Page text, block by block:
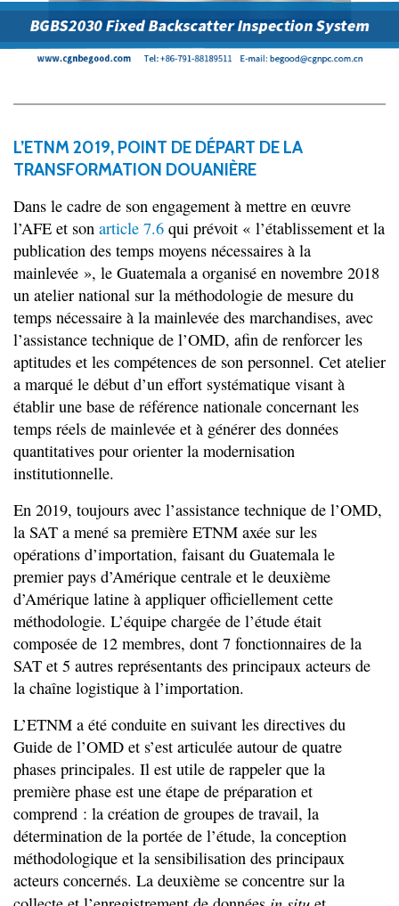
L’ETNM 2019, POINT DE DÉPART DE LA
TRANSFORMATION DOUANIÈRE
Dans le cadre de son engagement à mettre en œuvre
l’AFE et son article 7.6 qui prévoit « l’établissement et la
publication des temps moyens nécessaires à la
mainlevée », le Guatemala a organisé en novembre 2018
un atelier national sur la méthodologie de mesure du
temps nécessaire à la mainlevée des marchandises, avec
l’assistance technique de l’OMD, afin de renforcer les
aptitudes et les compétences de son personnel. Cet atelier
a marqué le début d’un effort systématique visant à
établir une base de référence nationale concernant les
temps réels de mainlevée et à générer des données
quantitatives pour orienter la modernisation
institutionnelle.
En 2019, toujours avec l’assistance technique de l’OMD,
la SAT a mené sa première ETNM axée sur les
opérations d’importation, faisant du Guatemala le
premier pays d’Amérique centrale et le deuxième
d’Amérique latine à appliquer officiellement cette
méthodologie. L’équipe chargée de l’étude était
composée de 12 membres, dont 7 fonctionnaires de la
SAT et 5 autres représentants des principaux acteurs de
la chaîne logistique à l’importation.
L’ETNM a été conduite en suivant les directives du
Guide de l’OMD et s’est articulée autour de quatre
phases principales. Il est utile de rappeler que la
première phase est une étape de préparation et
comprend : la création de groupes de travail, la
détermination de la portée de l’étude, la conception
méthodologique et la sensibilisation des principaux
acteurs concernés. La deuxième se concentre sur la